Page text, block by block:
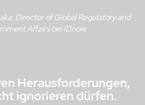
Director of Global Regulatory and
Affairs bei IDnow.
Herausforderungen,
ignorieren dürfen.